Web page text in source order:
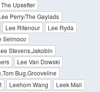
Upsetter
Perry/The Gaylads
Lee Ritenour
Lee Ryda
Selmoco
Stevens,Jakobin
Lee Van Dowski
Bug,Grooveline
Leehom Wang
Leek Mali